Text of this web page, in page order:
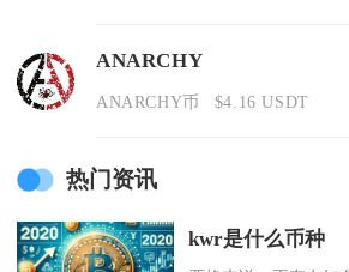
ANARCHY
ANARCHY币 $4.16 USDT
热门资讯
kwr是什么币种